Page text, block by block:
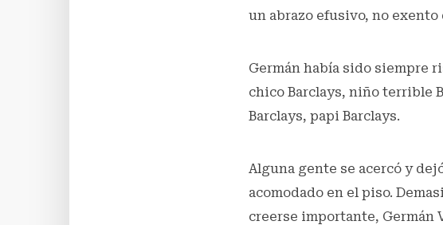
un abrazo efusivo, no exento
Germán había sido siempre
chico Barclays, niño terrible
Barclays, papi Barclays.
Alguna gente se acercó y
acomodado en el piso.
creerse importante, Germán